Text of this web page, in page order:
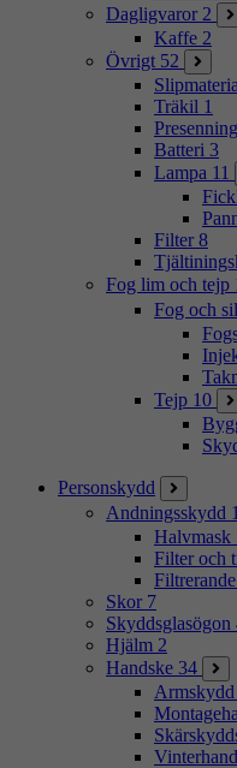
Dagligvaror 2
Kaffe 2
Övrigt 52
Träkil 1
Presenning
Batteri 3
Lampa 11
Filter 8
Fog lim och tejp
Fog och
Tejp 10
Personskydd
Andningsskydd
Halvmask
Filter och
Skor 7
Skyddsglasögon
Hjälm 2
Handske 34
Armskydd